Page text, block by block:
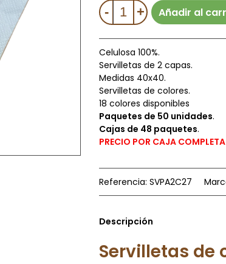
- + Añadir al
Celulosa 100%.
Servilletas de 2 capas.
Medidas 40x40.
Servilletas de colores.
18 colores disponibles
Paquetes de 50 unidades.
Cajas de 48 paquetes.
PRECIO POR CAJA COMPLETA
Referencia: SVPA2C27
Descripción
Servilletas de
CONSIGUE UN 7% DE
DESCUENTO
Regístrate para recibir el descuento.
ACEPTAR